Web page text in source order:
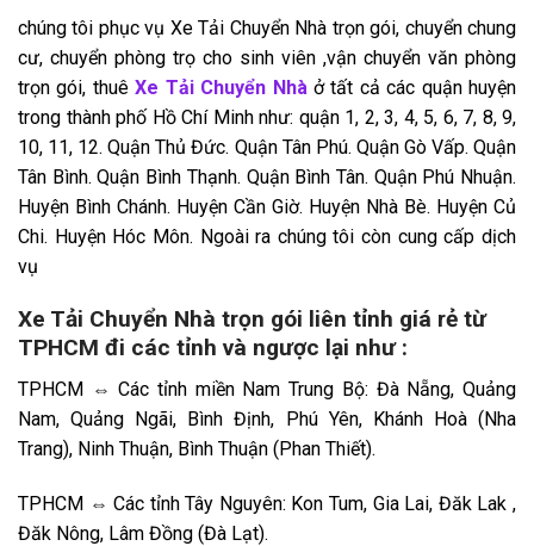
chúng tôi phục vụ Xe Tải Chuyển Nhà trọn gói, chuyển chung
cư, chuyển phòng trọ cho sinh viên ,vận chuyển văn phòng
trọn gói, thuêXe Tải Chuyển Nhà ở tất cả các quận huyện
trong thành phố Hồ Chí Minh như: quận 1, 2, 3, 4, 5, 6, 7, 8, 9,
10, 11, 12. Quận Thủ Đức. Quận Tân Phú. Quận Gò Vấp. Quận
Tân Bình. Quận Bình Thạnh. Quận Bình Tân. Quận Phú Nhuận.
Huyện Bình Chánh. Huyện Cần Giờ. Huyện Nhà Bè. Huyện Củ
Chi. Huyện Hóc Môn. Ngoài ra chúng tôi còn cung cấp dịch
vụ
Xe Tải Chuyển Nhà trọn gói liên tỉnh giá rẻ từ
TPHCM đi các tỉnh và ngược lại như :
TPHCM ⇔ Các tỉnh miền Nam Trung Bộ: Đà Nẵng, Quảng
Nam, Quảng Ngãi, Bình Định, Phú Yên, Khánh Hoà (Nha
Trang), Ninh Thuận, Bình Thuận (Phan Thiết).
TPHCM ⇔ Các tỉnh Tây Nguyên: Kon Tum, Gia Lai, Đăk Lak ,
Đăk Nông, Lâm Đồng (Đà Lạt).